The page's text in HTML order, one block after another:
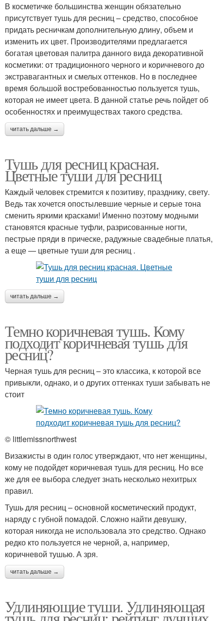
В косметичке большинства женщин обязательно
присутствует тушь для ресниц – средство, способное
придать ресничкам дополнительную длину, объем и
изменить их цвет. Производителями предлагается
богатая цветовая палитра данного вида декоративной
косметики: от традиционного черного и коричневого до
экстравагантных и смелых оттенков. Но в последнее
время большой востребованностью пользуется тушь,
которая не имеет цвета. В данной статье речь пойдет об
особенностях и преимуществах такого средства.
читать дальше →
Тушь для ресниц красная.
Цветные туши для ресниц
Каждый человек стремится к позитиву, празднику, свету.
Ведь так хочется опостылевшие черные и серые тона
сменить яркими красками! Именно поэтому модными
становятся красные туфли, разрисованные ногти,
пестрые пряди в прическе, радужные свадебные платья,
а еще — цветные туши для ресниц .
читать дальше →
Темно коричневая тушь. Кому
подходит коричневая тушь для
ресниц?
Черная тушь для ресниц – это классика, к которой все
привыкли, однако, и о других оттенках туши забывать не
стоит
© littlemissnorthwest
Визажисты в один голос утверждают, что нет женщины,
кому не подойдет коричневая тушь для ресниц. Но все
же для ее выбора следует знать несколько нехитрых
правил.
Тушь для ресниц – основной косметический продукт,
наряду с губной помадой. Сложно найти девушку,
которая никогда не использовала это средство. Однако
редко кто пользуется не черной, а, например,
коричневой тушью. А зря.
читать дальше →
Удлиняющие туши. Удлиняющая